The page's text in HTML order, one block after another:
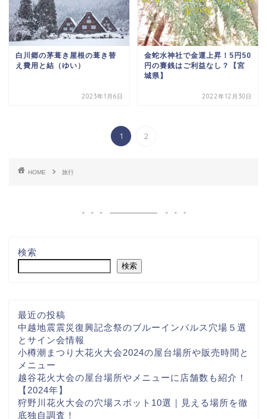
白川郷の茅葺き屋根の葺き替
え費用と結（ゆい）
2023年1月6日
金蛇水神社で金運上昇！5円50
円の賽銭はご利益なし？【宮
城県】
2022年12月30日
1 2
HOME 旅行
検索
検索
最近の投稿
中越地震震災復興記念祭のブルーインパルス穴場５選
とサイン会情報
小樽潮まつり大花火大会2024の屋台場所や販売時間と
メニュー
越谷花火大会の屋台場所やメニューに店舗数も紹介！
【2024年】
狩野川花火大会の穴場スポット10選｜見える場所を徹
底独自調査！